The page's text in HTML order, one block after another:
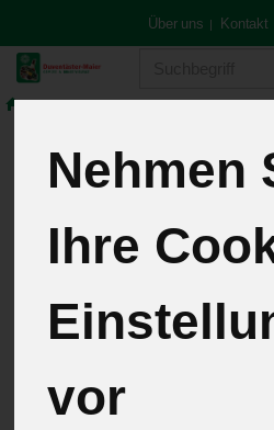
Nehmen
Ihre
vor
Über uns | Kontakt
Grüner